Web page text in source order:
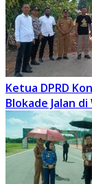
Ketua DPRD
Blokade Jalan